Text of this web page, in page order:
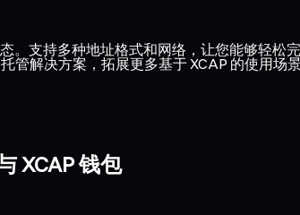
。支持多种地址格式和网络，让您能够轻松
解决方案，拓展更多基于 XCAP 的使用场景
XCAP 钱包